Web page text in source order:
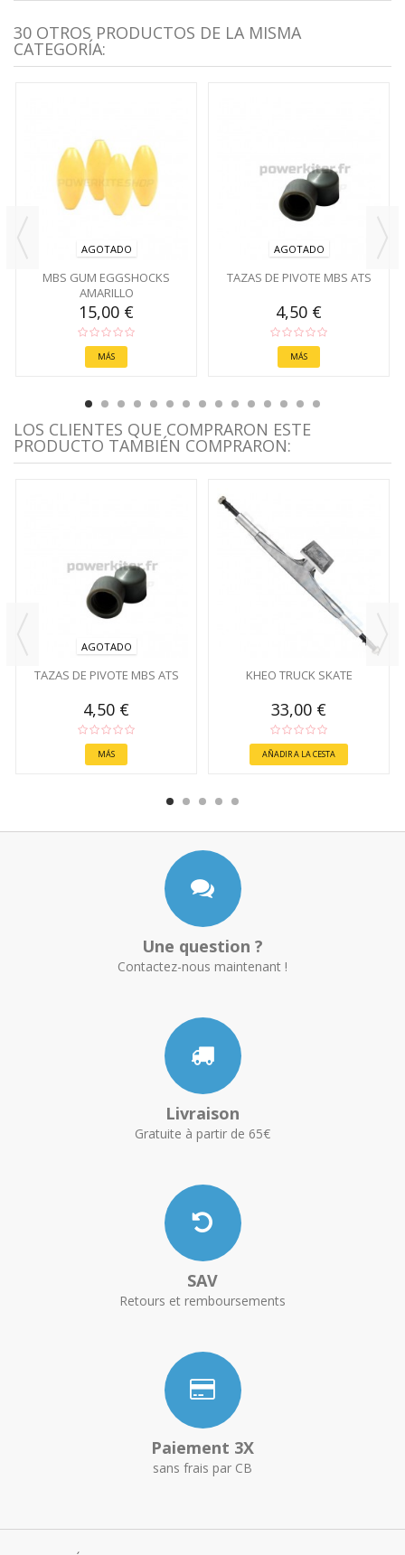
30 OTROS PRODUCTOS DE LA MISMA
CATEGORÍA:
AGOTADO
MBS GUM EGGSHOCKS
AMARILLO
15,00 €
MÁS
AGOTADO
TAZAS DE PIVOTE MBS ATS
4,50 €
MÁS
LOS CLIENTES QUE COMPRARON ESTE
PRODUCTO TAMBIÉN COMPRARON:
AGOTADO
TAZAS DE PIVOTE MBS ATS
4,50 €
MÁS
KHEO TRUCK SKATE
33,00 €
AÑADIR A LA CESTA
Une question ?
Contactez-nous maintenant !
Livraison
Gratuite à partir de 65€
SAV
Retours et remboursements
Paiement 3X
sans frais par CB